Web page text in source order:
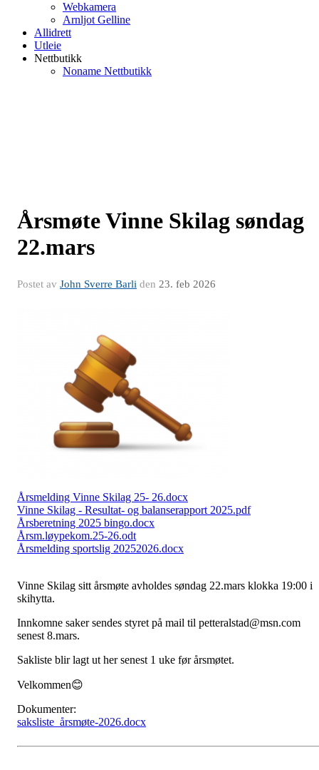
Webkamera
Arnljot Gelline
Allidrett
Utleie
Nettbutikk
Noname Nettbutikk
Årsmøte Vinne Skilag søndag
22.mars
Postet av John Sverre Barli den 23. feb 2026
Årsmelding Vinne Skilag 25- 26.docx
Vinne Skilag - Resultat- og balanserapport 2025.pdf
Årsberetning 2025 bingo.docx
Årsm.løypekom.25-26.odt
Årsmelding sportslig 20252026.docx
Vinne Skilag sitt årsmøte avholdes søndag 22.mars klokka 19:00 i
skihytta.
Innkomne saker sendes styret på mail til petteralstad@msn.com
senest 8.mars.
Sakliste blir lagt ut her senest 1 uke før årsmøtet.
Velkommen😊
Dokumenter:
saksliste_årsmøte-2026.docx